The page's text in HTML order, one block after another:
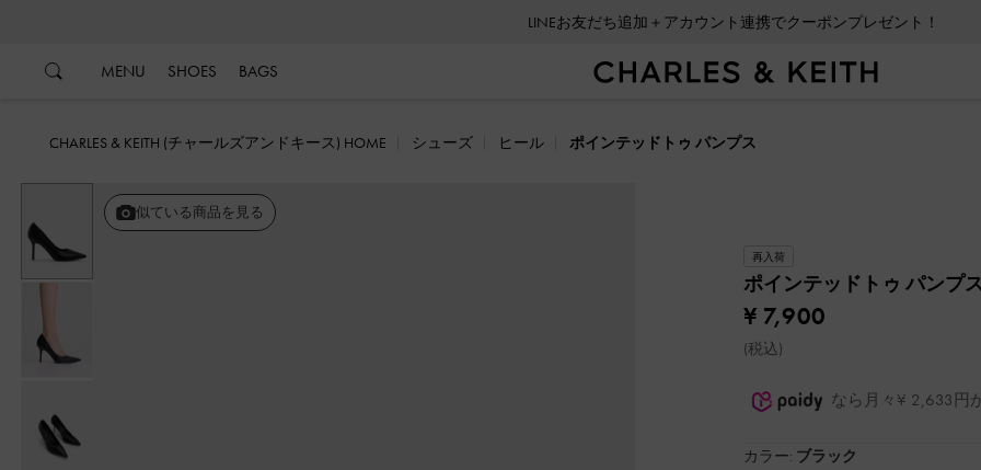
LINEお友だち追加＋アカウント連携でクーポンプレゼント！
MENU SHOES BAGS
CHARLES & KEITH (チャールズアンドキース) HOME シューズ ヒール ポインテッドトゥ パンプス
似ている商品を見る
再入荷
ポインテッドトゥ パンプス
¥ 7,900
(税込)
なら月々¥ 2,633円
カラー: ブラック